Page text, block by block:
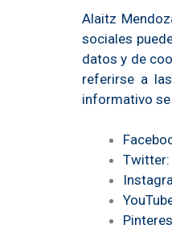
Alaitz
sociales
datos y de
referirse a
informativo
Twitter: